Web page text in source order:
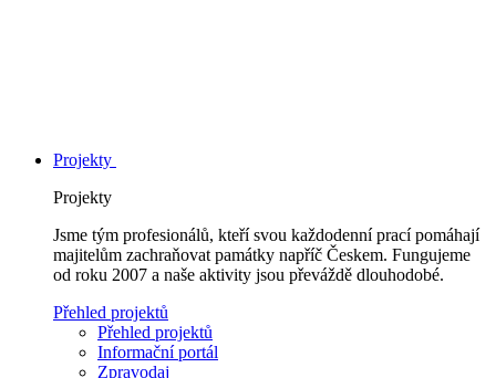
Projekty
Projekty
Jsme tým profesionálů, kteří svou každodenní prací pomáhají
majitelům zachraňovat památky napříč Českem. Fungujeme
od roku 2007 a naše aktivity jsou převáždě dlouhodobé.
Přehled projektů
Přehled projektů
Informační portál
Zpravodaj